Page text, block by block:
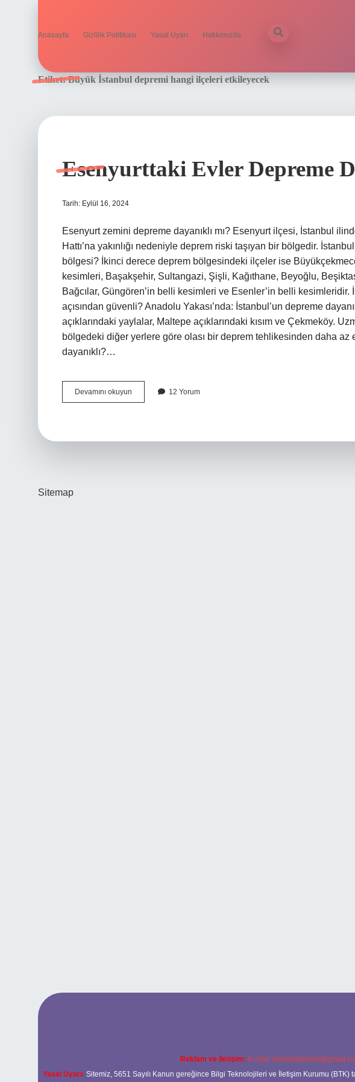
Anasayfa Gizlilik Politikası Yasal Uyarı Hakkımızda
Etiket:Büyük İstanbul depremi hangi ilçeleri etkileyecek
Esenyurttaki Evler Depreme
Tarih: Eylül 16, 2024
Esenyurt zemini depreme dayanıklı mı? Esenyurt ilçesi, İstanbul
Hattı’na yakınlığı nedeniyle deprem riski taşıyan bir bölgedir.
bölgesi? İkinci derece deprem bölgesindeki ilçeler ise
kesimleri, Başakşehir, Sultangazi, Şişli, Kağıthane, Beyoğlu,
Bağcılar, Güngören’in belli kesimleri ve Esenler’in belli
açısından güvenli? Anadolu Yakası’nda: İstanbul’un depreme
açıklarındaki yaylalar, Maltepe açıklarındaki kısım ve Çekmeköy.
bölgedeki diğer yerlere göre olası bir deprem tehlikesinden daha az
dayanıklı?…
Devamını okuyun Esenyurttaki
Evler
12 Yorum
Sitemap
Reklam ve İletişim: E-mail:
Yasal Uyarı: Sitemiz, 5651 Sayılı Kanun gereğince Bilgi Teknolojileri ve İletişim Kurumu